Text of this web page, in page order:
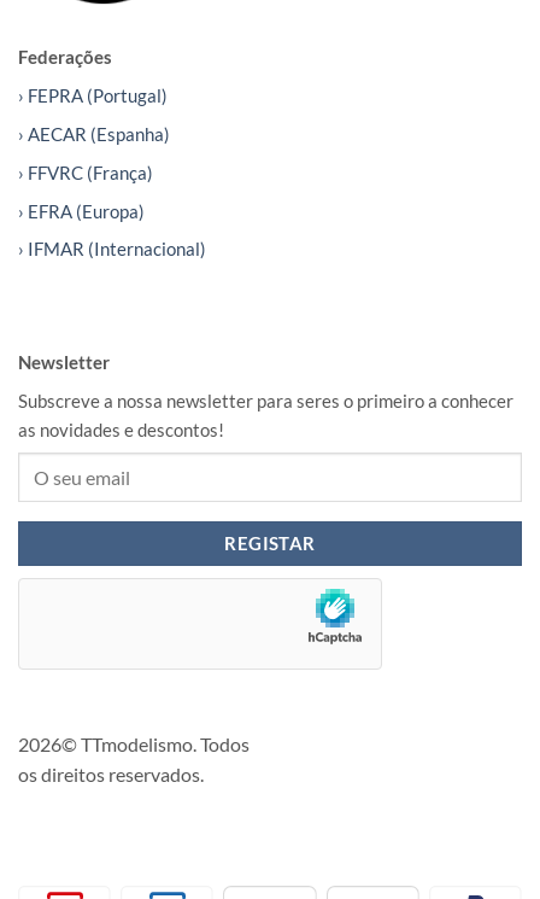
Federações
› FEPRA (Portugal)
› AECAR (Espanha)
› FFVRC (França)
› EFRA (Europa)
› IFMAR (Internacional)
Newsletter
Subscreve a nossa newsletter para seres o primeiro a conhecer
as novidades e descontos!
2026© TTmodelismo. Todos
os direitos reservados.